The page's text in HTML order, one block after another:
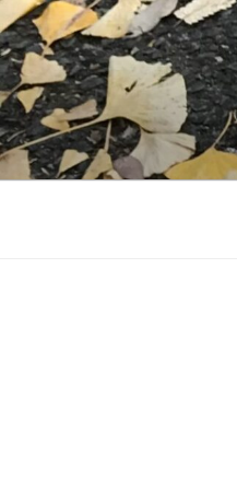
ン
テ
ン
ツ
へ
ス